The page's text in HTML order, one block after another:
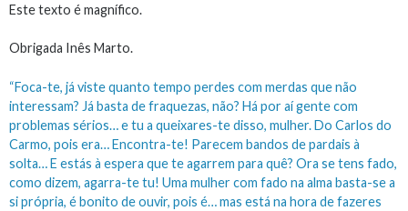
Este texto é magnífico.
Obrigada Inês Marto.
“Foca-te, já viste quanto tempo perdes com merdas que não
interessam? Já basta de fraquezas, não? Há por aí gente com
problemas sérios… e tu a queixares-te disso, mulher. Do Carlos do
Carmo, pois era… Encontra-te! Parecem bandos de pardais à
solta… E estás à espera que te agarrem para quê? Ora se tens fado,
como dizem, agarra-te tu! Uma mulher com fado na alma basta-se a
si própria, é bonito de ouvir, pois é… mas está na hora de fazeres